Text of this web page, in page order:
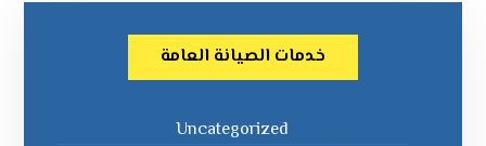
خدمات الصيانة العامة
Uncategorized